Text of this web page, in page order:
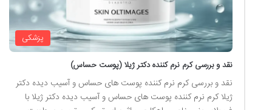
پزشکی
نقد و بررسی کرم نرم کننده دکتر ژیلا (پوست حساس)
نقد و بررسی کرم نرم کننده پوست های حساس و آسیب دیده دکتر
ژیلا کرم نرم کننده پوست های حساس و آسیب دیده دکتر ژیلا با